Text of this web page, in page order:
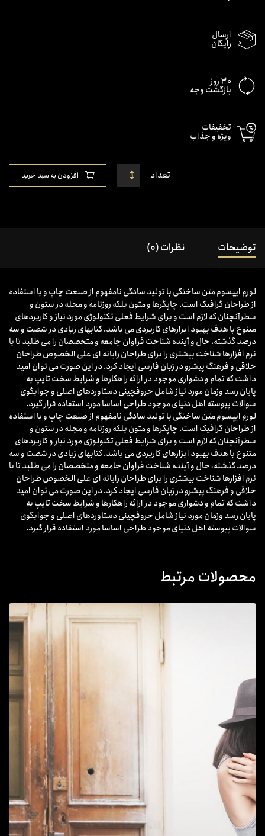
ارسال
رایگان
30 روز
بازگشت وجه
تخفیفات
ویژه و جذاب
تعداد افزودن به سبد خرید
توضیحات نظرات (0)
لورم ایپسوم متن ساختگی با تولید سادگی نامفهوم از صنعت چاپ و با استفاده
از طراحان گرافیک است. چاپگرها و متون بلکه روزنامه و مجله در ستون و
سطرآنچنان که لازم است و برای شرایط فعلی تکنولوژی مورد نیاز و کاربردهای
متنوع با هدف بهبود ابزارهای کاربردی می باشد. کتابهای زیادی در شصت و سه
درصد گذشته، حال و آینده شناخت فراوان جامعه و متخصصان را می طلبد تا با
نرم افزارها شناخت بیشتری را برای طراحان رایانه ای علی الخصوص طراحان
خلاقی و فرهنگ پیشرو در زبان فارسی ایجاد کرد. در این صورت می توان امید
داشت که تمام و دشواری موجود در ارائه راهکارها و شرایط سخت تایپ به
پایان رسد وزمان مورد نیاز شامل حروفچینی دستاوردهای اصلی و جوابگوی
سوالات پیوسته اهل دنیای موجود طراحی اساسا مورد استفاده قرار گیرد.
لورم ایپسوم متن ساختگی با تولید سادگی نامفهوم از صنعت چاپ و با استفاده
از طراحان گرافیک است. چاپگرها و متون بلکه روزنامه و مجله در ستون و
سطرآنچنان که لازم است و برای شرایط فعلی تکنولوژی مورد نیاز و کاربردهای
متنوع با هدف بهبود ابزارهای کاربردی می باشد. کتابهای زیادی در شصت و سه
درصد گذشته، حال و آینده شناخت فراوان جامعه و متخصصان را می طلبد تا با
نرم افزارها شناخت بیشتری را برای طراحان رایانه ای علی الخصوص طراحان
خلاقی و فرهنگ پیشرو در زبان فارسی ایجاد کرد. در این صورت می توان امید
داشت که تمام و دشواری موجود در ارائه راهکارها و شرایط سخت تایپ به
پایان رسد وزمان مورد نیاز شامل حروفچینی دستاوردهای اصلی و جوابگوی
سوالات پیوسته اهل دنیای موجود طراحی اساسا مورد استفاده قرار گیرد.
محصولات مرتبط